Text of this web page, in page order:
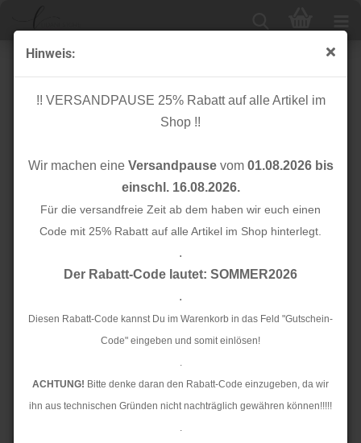
Hinweis:
!! VERSANDPAUSE 25% Rabatt auf alle Artikel im
Shop !!
Wir machen eine Versandpausevom 01.08.2026 bis
einschl. 16.08.2026.
Für die versandfreie Zeit ab dem haben wir euch einen
Code mit 25% Rabatt auf alle Artikel im Shop hinterlegt.
.
Der Rabatt-Code lautet: SOMMER2026
.
Diesen Rabatt-Code kannst Du im Warenkorb in das Feld "Gutschein-
Code" eingeben und somit einlösen!
.
ACHTUNG! Bitte denke daran den Rabatt-Code einzugeben, da wir
ihn aus technischen Gründen nicht nachträglich gewähren können!!!!!
.
RESTSTÜCK 0,30m !!! - Bio Summersweat - Bouquet of
Flowers - ocre